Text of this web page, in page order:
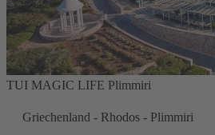
TUI MAGIC LIFE Plimmiri
Griechenland - Rhodos - Plimmiri